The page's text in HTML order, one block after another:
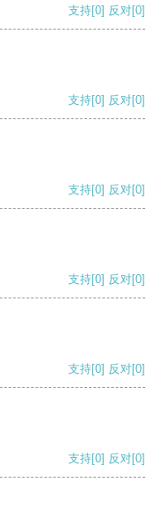
支持[0] 反对[0]
支持[0] 反对[0]
支持[0] 反对[0]
支持[0] 反对[0]
支持[0] 反对[0]
支持[0] 反对[0]